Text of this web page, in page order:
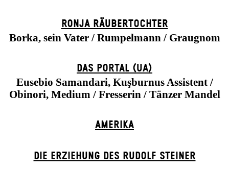
RONJA RÄUBER­TOCHTER
Borka, sein Vater / Rumpelmann / Graugnom
DAS POR­TAL (UA)
Eusebio Samandari, Kuşburnus Assistent /
Obinori, Medium / Fresserin / Tänzer Mandel
AMERIKA
DIE ERZIEHUNG DES RUDOLF STEINER